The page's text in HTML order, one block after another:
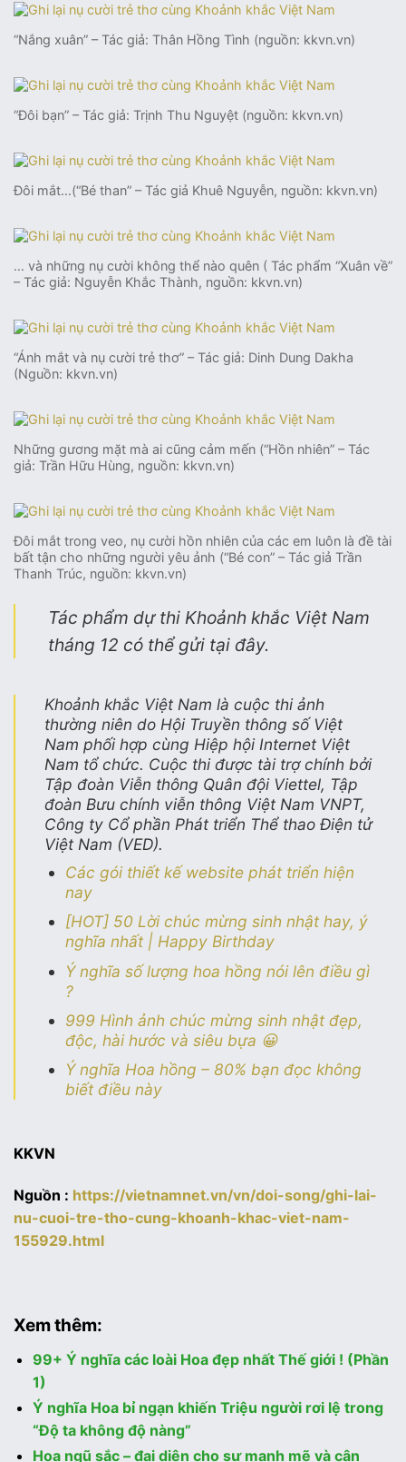
“Nắng xuân” – Tác giả: Thân Hồng Tình (nguồn: kkvn.vn)
“Đôi bạn” – Tác giả: Trịnh Thu Nguyệt (nguồn: kkvn.vn)
Đôi mắt…(“Bé than” – Tác giả Khuê Nguyễn, nguồn: kkvn.vn)
… và những nụ cười không thể nào quên ( Tác phẩm “Xuân về”
– Tác giả: Nguyễn Khắc Thành, nguồn: kkvn.vn)
“Ánh mắt và nụ cười trẻ thơ” – Tác giả: Dinh Dung Dakha
(Nguồn: kkvn.vn)
Những gương mặt mà ai cũng cảm mến (“Hồn nhiên” – Tác
giả: Trần Hữu Hùng, nguồn: kkvn.vn)
Đôi mắt trong veo, nụ cười hồn nhiên của các em luôn là đề tài
bất tận cho những người yêu ảnh (“Bé con” – Tác giả Trần
Thanh Trúc, nguồn: kkvn.vn)
Tác phẩm dự thi Khoảnh khắc Việt Nam
tháng 12 có thể gửi tại đây.
Khoảnh khắc Việt Nam là cuộc thi ảnh
thường niên do Hội Truyền thông số Việt
Nam phối hợp cùng Hiệp hội Internet Việt
Nam tổ chức. Cuộc thi được tài trợ chính bởi
Tập đoàn Viễn thông Quân đội Viettel, Tập
đoàn Bưu chính viễn thông Việt Nam VNPT,
Công ty Cổ phần Phát triển Thể thao Điện tử
Việt Nam (VED).
Các gói thiết kế website phát triển hiện
nay
[HOT] 50 Lời chúc mừng sinh nhật hay, ý
nghĩa nhất | Happy Birthday
Ý nghĩa số lượng hoa hồng nói lên điều gì
?
999 Hình ảnh chúc mừng sinh nhật đẹp,
độc, hài hước và siêu bựa 😀
Ý nghĩa Hoa hồng – 80% bạn đọc không
biết điều này
KKVN
Nguồn : https://vietnamnet.vn/vn/doi-song/ghi-lai-
nu-cuoi-tre-tho-cung-khoanh-khac-viet-nam-
155929.html
Xem thêm:
99+ Ý nghĩa các loài Hoa đẹp nhất Thế giới ! (Phần
1)
Ý nghĩa Hoa bỉ ngạn khiến Triệu người rơi lệ trong
“Độ ta không độ nàng”
Hoa ngũ sắc – đại diện cho sự mạnh mẽ và cân